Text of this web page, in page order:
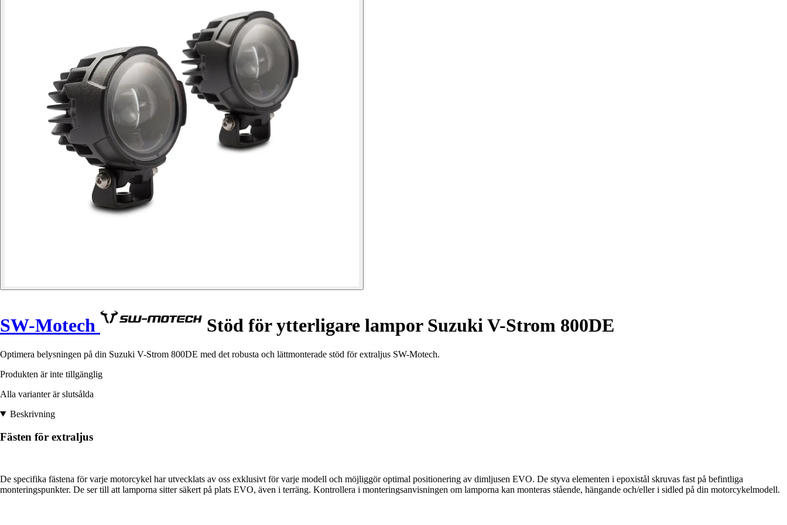
SW-Motech Stöd för ytterligare lampor Suzuki V-Strom 800DE
Optimera belysningen på din Suzuki V-Strom 800DE med det robusta och lättmonterade stöd för extraljus SW-Motech.
Produkten är inte tillgänglig
Alla varianter är slutsålda
Beskrivning
Fästen för extraljus
De specifika fästena för varje motorcykel har utvecklats av oss exklusivt för varje modell och möjliggör optimal positionering av dimljusen EVO. De styva elementen i epoxistål skruvas fast på befintliga
monteringspunkter. De ser till att lamporna sitter säkert på plats EVO, även i terräng. Kontrollera i monteringsanvisningen om lamporna kan monteras stående, hängande och/eller i sidled på din motorcykelmodell.